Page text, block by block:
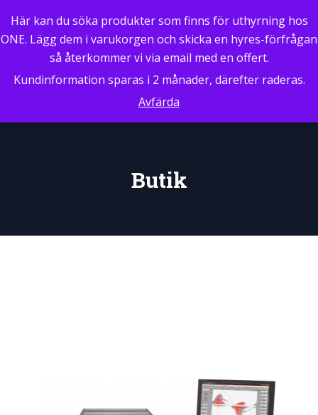
Här kan du söka produkter som finns för uthyrning hos
ONE. Lägg dem i varukorgen och skicka en hyres-förfrågan
så återkommer vi via email med en offert.
Kundinformation sparas i 2 månader, därefter raderas.
Avfärda
Butik